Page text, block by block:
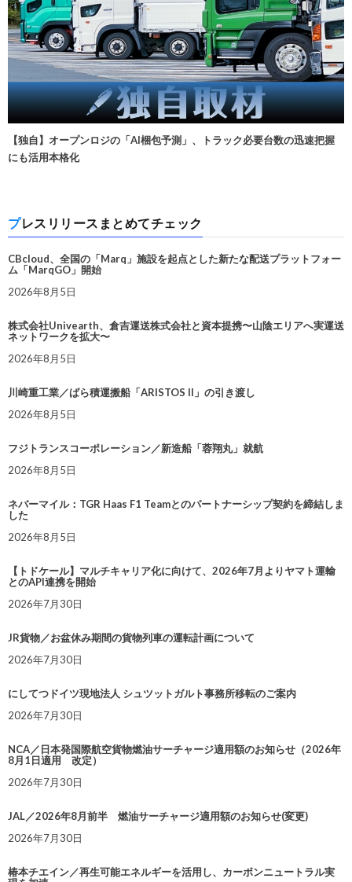
【独自】オープンロジの「AI梱包予測」、トラック必要台数の迅速把握
にも活用本格化
プレスリリースまとめてチェック
CBcloud、全国の「Marq」施設を起点とした新たな配送プラットフォー
ム「MarqGO」開始
2026年8月5日
株式会社Univearth、倉吉運送株式会社と資本提携〜山陰エリアへ実運送
ネットワークを拡大〜
2026年8月5日
川崎重工業／ばら積運搬船「ARISTOS II」の引き渡し
2026年8月5日
フジトランスコーポレーション／新造船「蓉翔丸」就航
2026年8月5日
ネバーマイル：TGR Haas F1 Teamとのパートナーシップ契約を締結しま
した
2026年8月5日
【トドケール】マルチキャリア化に向けて、2026年7月よりヤマト運輸
とのAPI連携を開始
2026年7月30日
JR貨物／お盆休み期間の貨物列車の運転計画について
2026年7月30日
にしてつドイツ現地法人 シュツットガルト事務所移転のご案内
2026年7月30日
NCA／日本発国際航空貨物燃油サーチャージ適用額のお知らせ（2026年
8月1日適用 改定）
2026年7月30日
JAL／2026年8月前半 燃油サーチャージ適用額のお知らせ(変更)
2026年7月30日
椿本チエイン／再生可能エネルギーを活用し、カーボンニュートラル実